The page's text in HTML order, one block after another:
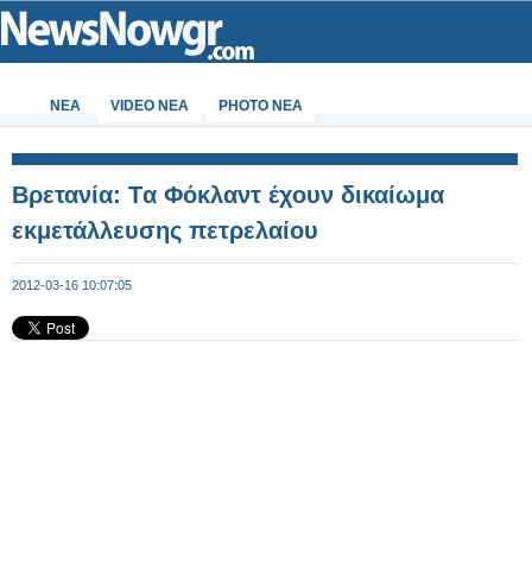
ΝΕΑ VIDEO NEA PHOTO NEA
Βρετανία: Tα Φόκλαντ έχουν δικαίωμα
εκμετάλλευσης πετρελαίου
2012-03-16 10:07:05